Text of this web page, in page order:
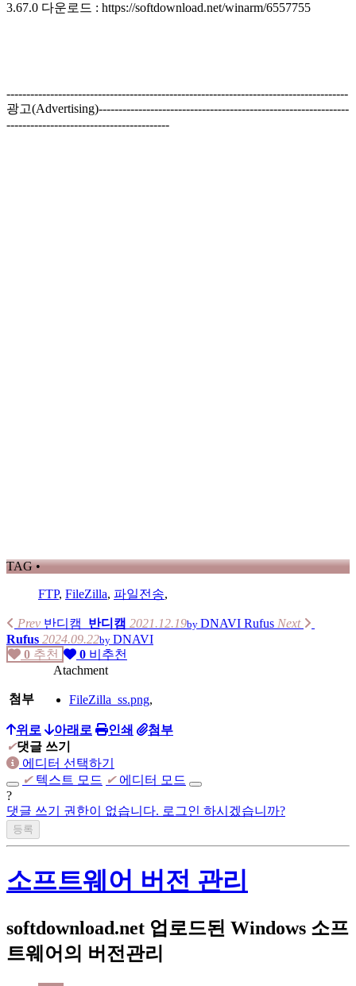
3.67.0 다운로드 : https://softdownload.net/winarm/6557755
--------------------------------------------------------------------------------------
광고(Advertising)---------------------------------------------------------------
-----------------------------------------
TAG •
FTP, FileZilla, 파일전송,
Prev 반디캠 반디캠 2021.12.19by DNAVI Rufus Next
Rufus 2024.09.22by DNAVI
0 추천 0 비추천
Atachment
첨부 FileZilla_ss.png,
위로 아래로 인쇄
첨부
✔댓글 쓰기
에디터 선택하기
✔ 텍스트 모드 ✔ 에디터 모드
?
댓글 쓰기 권한이 없습니다. 로그인 하시겠습니까?
소프트웨어 버전 관리
softdownload.net 업로드된 Windows 소프
트웨어의 버전관리